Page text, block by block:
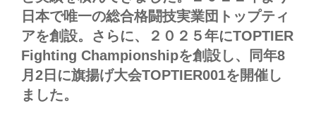
日本で唯一の総合格闘技実業団トップティ
アを創設。さらに、２０２５年にTOPTIER
Fighting Championshipを創設し、同年8
月2日に旗揚げ大会TOPTIER001を開催し
ました。